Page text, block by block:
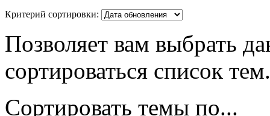
Критерий сортировки:
Позволяет вам выбрать
сортироваться список тем.
Сортировать темы по...